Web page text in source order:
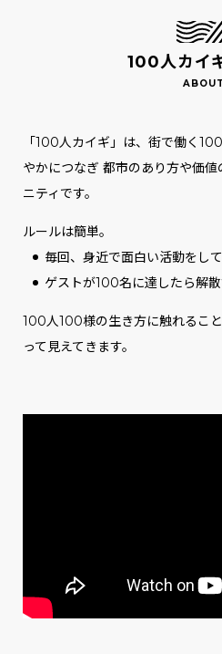
100人カイ
「100人カイギ」は、街で働く
やかにつなぎ 都市のあり方や価値
ニティです。
ルールは簡単。
毎回、身近で面白い活動をし
ゲストが100名に達したら解
100人100様の生き方に触れるこ
って見えてきます。